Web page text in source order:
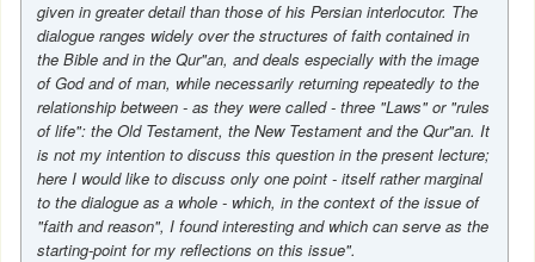
given in greater detail than those of his Persian interlocutor. The
dialogue ranges widely over the structures of faith contained in
the Bible and in the Qur"an, and deals especially with the image
of God and of man, while necessarily returning repeatedly to the
relationship between - as they were called - three "Laws" or "rules
of life": the Old Testament, the New Testament and the Qur"an. It
is not my intention to discuss this question in the present lecture;
here I would like to discuss only one point - itself rather marginal
to the dialogue as a whole - which, in the context of the issue of
"faith and reason", I found interesting and which can serve as the
starting-point for my reflections on this issue".